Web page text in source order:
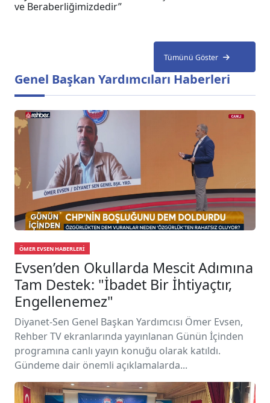
ve Beraberliğimizdedir”
Tümünü Göster
Genel Başkan Yardımcıları Haberleri
ÖMER EVSEN HABERLERI
Evsen’den Okullarda Mescit Adımına
Tam Destek: "İbadet Bir İhtiyaçtır,
Engellenemez"
Diyanet-Sen Genel Başkan Yardımcısı Ömer Evsen,
Rehber TV ekranlarında yayınlanan Günün İçinden
programına canlı yayın konuğu olarak katıldı.
Gündeme dair önemli açıklamalarda...